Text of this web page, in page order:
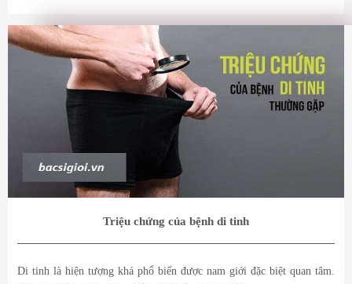
Triệu chứng của bệnh di tinh
Di tinh là hiện tượng khá phổ biến được nam giới đặc biệt quan tâm.